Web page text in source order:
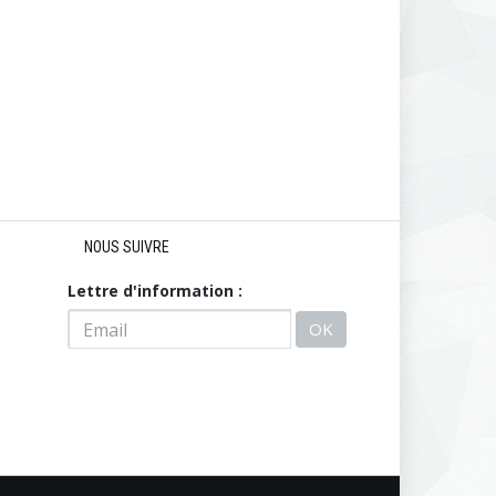
NOUS SUIVRE
Lettre d'information :
OK